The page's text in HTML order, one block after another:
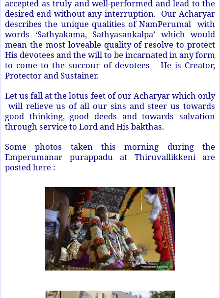
accepted as truly and well-performed and lead to the
desired end without any interruption. Our Acharyar
describes the unique qualities of NamPerumal with
words ‘Sathyakama, Sathyasankalpa’ which would
mean the most loveable quality of resolve to protect
His devotees and the will to be incarnated in any form
to come to the succour of devotees – He is Creator,
Protector and Sustainer.
Let us fall at the lotus feet of our Acharyar which only
will relieve us of all our sins and steer us towards
good thinking, good deeds and towards salvation
through service to Lord and His bakthas.
Some photos taken this morning during the
Emperumanar purappadu at Thiruvallikkeni are
posted here :